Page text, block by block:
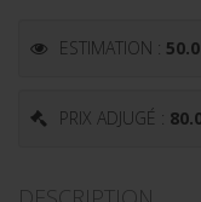
ESTIMATION :
PRIX ADJUGÉ :